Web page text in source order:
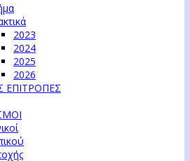
2023
2024
2025
2026
ΕΠΙΤΡΟΠΕΣ